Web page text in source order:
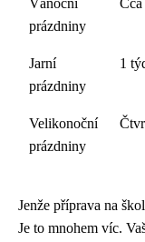
Vánoční
prázdniny
Jarní
prázdniny
1
Velikonoční
prázdniny
Jenže příprava na
Je to mnohem víc.